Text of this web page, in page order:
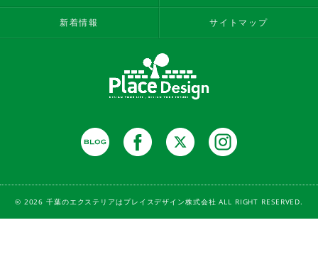
新着情報 サイトマップ
© 2026 千葉のエクステリアはプレイスデザイン株式会社 ALL RIGHT RESERVED.